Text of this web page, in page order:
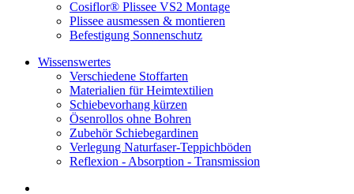
Cosiflor® Plissee VS2 Montage
Plissee ausmessen & montieren
Befestigung Sonnenschutz
Wissenswertes
Verschiedene Stoffarten
Materialien für Heimtextilien
Schiebevorhang kürzen
Ösenrollos ohne Bohren
Zubehör Schiebegardinen
Verlegung Naturfaser-Teppichböden
Reflexion - Absorption - Transmission